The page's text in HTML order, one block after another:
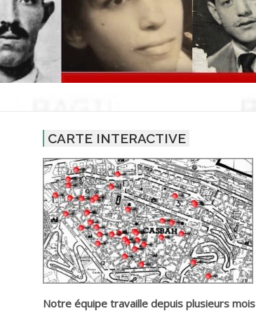
CARTE INTERACTIVE
Notre équipe travaille depuis plusieurs mois